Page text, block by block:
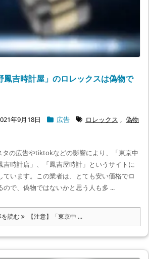
鳳吉時計屋」のロレックスは偽物で
年9月18日 広告 ロレックス , 偽物
の広告やtiktokなどの影響により、「東京中
吉時計店」、「鳳吉屋時計」というサイトに
ています。この業者は、とても安い価格でロ
ので、偽物ではないかと思う人も多 ...
を読む 【注意】「東京中 ...